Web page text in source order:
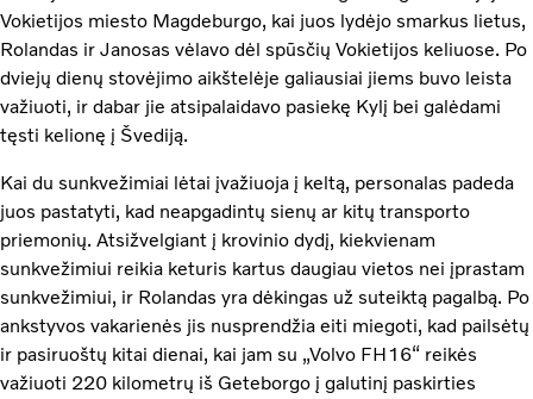
Vokietijos miesto Magdeburgo, kai juos lydėjo smarkus lietus,
Rolandas ir Janosas vėlavo dėl spūsčių Vokietijos keliuose. Po
dviejų dienų stovėjimo aikštelėje galiausiai jiems buvo leista
važiuoti, ir dabar jie atsipalaidavo pasiekę Kylį bei galėdami
tęsti kelionę į Švediją.
Kai du sunkvežimiai lėtai įvažiuoja į keltą, personalas padeda
juos pastatyti, kad neapgadintų sienų ar kitų transporto
priemonių. Atsižvelgiant į krovinio dydį, kiekvienam
sunkvežimiui reikia keturis kartus daugiau vietos nei įprastam
sunkvežimiui, ir Rolandas yra dėkingas už suteiktą pagalbą. Po
ankstyvos vakarienės jis nusprendžia eiti miegoti, kad pailsėtų
ir pasiruoštų kitai dienai, kai jam su „Volvo FH16“ reikės
važiuoti 220 kilometrų iš Geteborgo į galutinį paskirties